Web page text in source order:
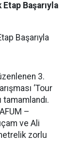
Başarıyla
Başarıyla
3.
‘Tour
tamamlandı.
–
ve Ali
zorlu